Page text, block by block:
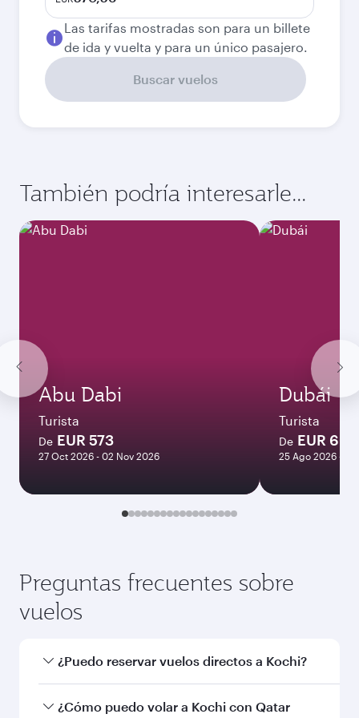
Las tarifas mostradas son para un billete
de ida y vuelta y para un único pasajero.
Buscar vuelos
También podría interesarle...
Abu Dabi
Turista
De EUR 573
27 Oct 2026 - 02 Nov 2026
Dubái
Turista
De EUR 604
25 Ago 2026 -
Preguntas frecuentes sobre
vuelos
¿Puedo reservar vuelos directos a Kochi?
Sí, Qatar Airways opera vuelos directos a Kochi.
¿Cómo puedo volar a Kochi con Qatar